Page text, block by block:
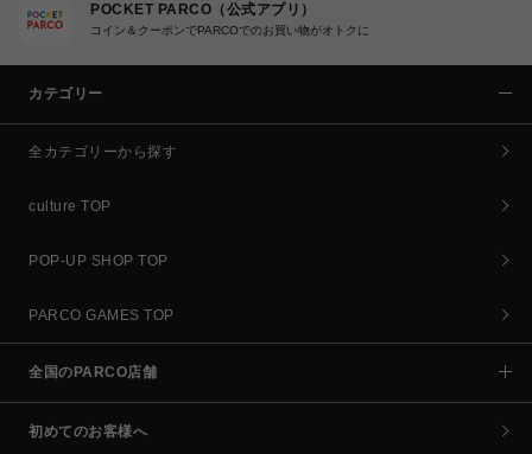
POCKET PARCO（公式アプリ）
コイン＆クーポンでPARCOでのお買い物がオトクに
カテゴリー
全カテゴリーから探す
culture TOP
POP-UP SHOP TOP
PARCO GAMES TOP
全国のPARCO店舗
初めてのお客様へ